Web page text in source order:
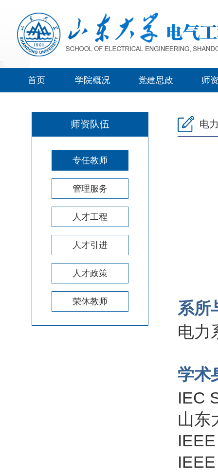
首页 学院概况 党建思政 师
师资队伍
专任教师
管理服务
人才工程
人才引进
人才政策
荣休教师
电
系所
电力
学术
IEC
山东